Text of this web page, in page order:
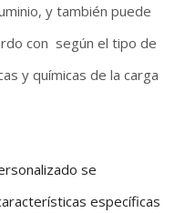
y también puede
con según el tipo de
y químicas de la carga
se
específicas